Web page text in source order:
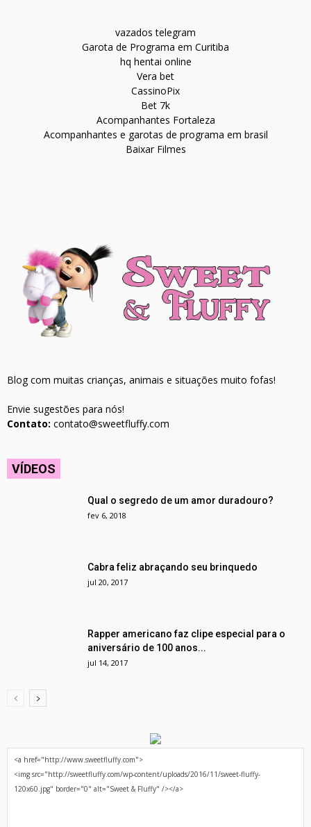
vazados telegram
Garota de Programa em Curitiba
hq hentai online
Vera bet
CassinoPix
Bet 7k
Acompanhantes Fortaleza
Acompanhantes e garotas de programa em brasil
Baixar Filmes
Blog com muitas crianças, animais e situações muito fofas!
Envie sugestões para nós!
Contato: contato@sweetfluffy.com
VÍDEOS
Qual o segredo de um amor duradouro?
fev 6, 2018
Cabra feliz abraçando seu brinquedo
jul 20, 2017
Rapper americano faz clipe especial para o
aniversário de 100 anos...
jul 14, 2017